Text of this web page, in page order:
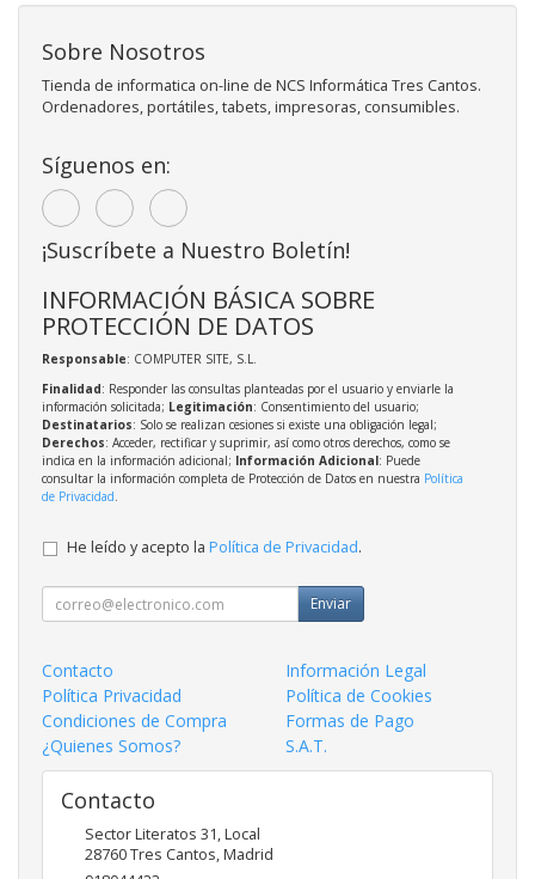
Sobre Nosotros
Tienda de informatica on-line de NCS Informática Tres Cantos.
Ordenadores, portátiles, tabets, impresoras, consumibles.
Síguenos en:
¡Suscríbete a Nuestro Boletín!
INFORMACIÓN BÁSICA SOBRE
PROTECCIÓN DE DATOS
Responsable: COMPUTER SITE, S.L.
Finalidad: Responder las consultas planteadas por el usuario y enviarle la
información solicitada; Legitimación: Consentimiento del usuario;
Destinatarios: Solo se realizan cesiones si existe una obligación legal;
Derechos: Acceder, rectificar y suprimir, así como otros derechos, como se
indica en la información adicional; Información Adicional: Puede
consultar la información completa de Protección de Datos en nuestra Política
de Privacidad.
He leído y acepto la Política de Privacidad.
Enviar
Contacto
Información Legal
Política Privacidad
Política de Cookies
Condiciones de Compra
Formas de Pago
¿Quienes Somos?
S.A.T.
Contacto
Sector Literatos 31, Local
28760Tres Cantos,Madrid